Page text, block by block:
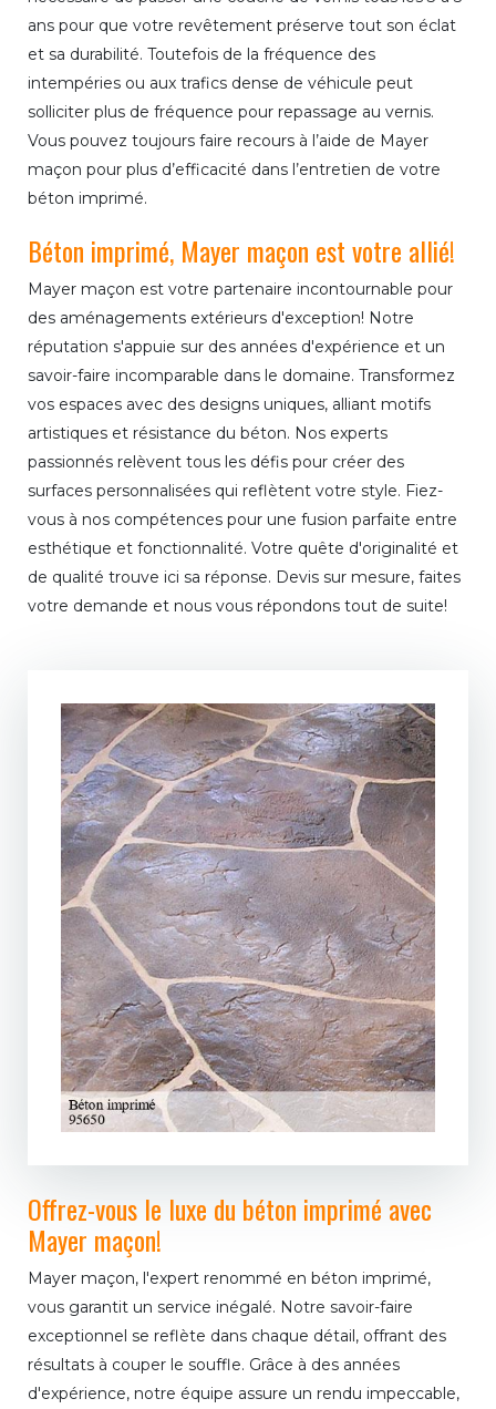
ans pour que votre revêtement préserve tout son éclat
et sa durabilité. Toutefois de la fréquence des
intempéries ou aux trafics dense de véhicule peut
solliciter plus de fréquence pour repassage au vernis.
Vous pouvez toujours faire recours à l’aide de Mayer
maçon pour plus d’efficacité dans l’entretien de votre
béton imprimé.
Béton imprimé, Mayer maçon est votre allié!
Mayer maçon est votre partenaire incontournable pour
des aménagements extérieurs d'exception! Notre
réputation s'appuie sur des années d'expérience et un
savoir-faire incomparable dans le domaine. Transformez
vos espaces avec des designs uniques, alliant motifs
artistiques et résistance du béton. Nos experts
passionnés relèvent tous les défis pour créer des
surfaces personnalisées qui reflètent votre style. Fiez-
vous à nos compétences pour une fusion parfaite entre
esthétique et fonctionnalité. Votre quête d'originalité et
de qualité trouve ici sa réponse. Devis sur mesure, faites
votre demande et nous vous répondons tout de suite!
Offrez-vous le luxe du béton imprimé avec
Mayer maçon!
Mayer maçon, l'expert renommé en béton imprimé,
vous garantit un service inégalé. Notre savoir-faire
exceptionnel se reflète dans chaque détail, offrant des
résultats à couper le souffle. Grâce à des années
d'expérience, notre équipe assure un rendu impeccable,